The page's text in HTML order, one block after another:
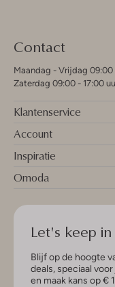
Contact
Maandag - Vrijdag 09:00
Zaterdag 09:00 - 17:00
Klantenservice
Account
Inspiratie
Omoda
Let's keep
Blijf op de hoogte
deals, speciaal
en maak kans op €